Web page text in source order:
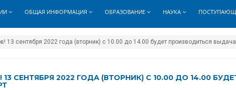
ОБЩАЯ ИНФОРМАЦИЯ ОБРАЗОВАНИЕ НАУКА
13 сентября 2022 года (вторник) с 10.00 до 14.00 будет производиться
СЕНТЯБРЯ 2022 ГОДА (ВТОРНИК) С 10.00 ДО 14.00